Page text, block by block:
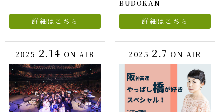
詳細はこちら
BUDOKAN-
詳細はこちら
2025 2.14 ON AIR 2025 2.7 ON AIR